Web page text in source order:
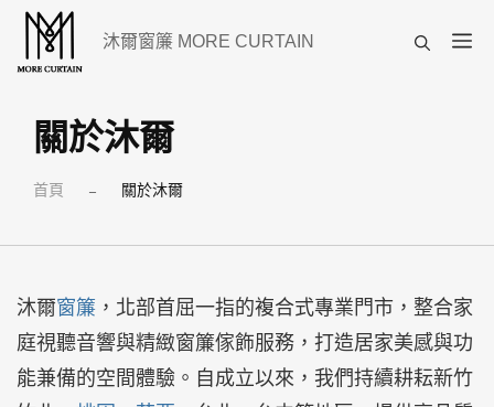
沐爾窗簾 MORE CURTAIN
選
關於沐爾
首頁 – 關於沐爾
沐爾窗簾 ，北部首屈一指的複合式專業門市，整合家
庭視聽音響與精緻窗簾傢飾服務，打造居家美感與功
能兼備的空間體驗。自成立以來，我們持續耕耘新竹